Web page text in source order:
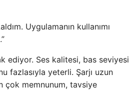
Uygulamanın kullanımı
ediyor. Ses kalitesi, bas seviyesi
fazlasıyla yeterli. Şarjı uzun
çok memnunum, tavsiye